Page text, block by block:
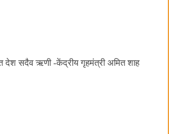
देश सदैव ऋणी -केंद्रीय गृहमंत्री अमित शाह